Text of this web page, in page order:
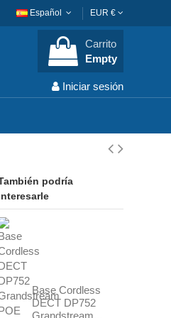
Español EUR €
Carrito
Empty
Iniciar sesión
podría
Base Cordless
DECT DP752
Grandstream...